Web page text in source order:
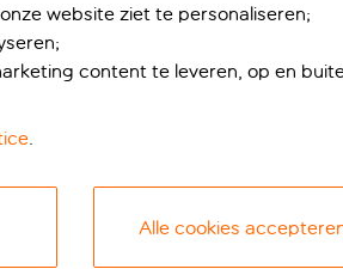
website ziet te personaliseren;
content te leveren, op en
.
Alle cookies